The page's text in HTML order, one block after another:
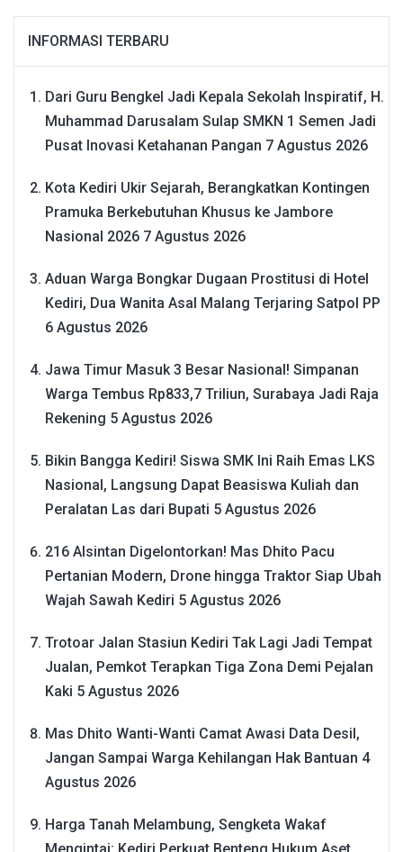
INFORMASI TERBARU
Dari Guru Bengkel Jadi Kepala Sekolah Inspiratif, H.
Muhammad Darusalam Sulap SMKN 1 Semen Jadi
Pusat Inovasi Ketahanan Pangan 7 Agustus 2026
Kota Kediri Ukir Sejarah, Berangkatkan Kontingen
Pramuka Berkebutuhan Khusus ke Jambore
Nasional 2026 7 Agustus 2026
Aduan Warga Bongkar Dugaan Prostitusi di Hotel
Kediri, Dua Wanita Asal Malang Terjaring Satpol PP
6 Agustus 2026
Jawa Timur Masuk 3 Besar Nasional! Simpanan
Warga Tembus Rp833,7 Triliun, Surabaya Jadi Raja
Rekening 5 Agustus 2026
Bikin Bangga Kediri! Siswa SMK Ini Raih Emas LKS
Nasional, Langsung Dapat Beasiswa Kuliah dan
Peralatan Las dari Bupati 5 Agustus 2026
216 Alsintan Digelontorkan! Mas Dhito Pacu
Pertanian Modern, Drone hingga Traktor Siap Ubah
Wajah Sawah Kediri 5 Agustus 2026
Trotoar Jalan Stasiun Kediri Tak Lagi Jadi Tempat
Jualan, Pemkot Terapkan Tiga Zona Demi Pejalan
Kaki 5 Agustus 2026
Mas Dhito Wanti-Wanti Camat Awasi Data Desil,
Jangan Sampai Warga Kehilangan Hak Bantuan 4
Agustus 2026
Harga Tanah Melambung, Sengketa Wakaf